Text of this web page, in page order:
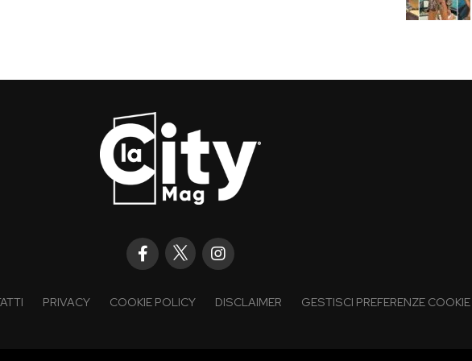
PRIVACY COOKIE POLICY DISCLAIMER GESTISCI PREFERENZE COOKIE